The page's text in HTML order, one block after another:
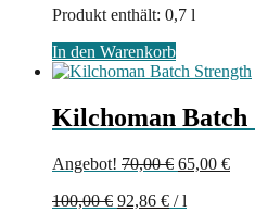
Produkt enthält: 0,7 l
In den Warenkorb
Kilchoman Batch
Angebot! 70,00€
war:
65,00 €
100,00€ 92,86 € /l